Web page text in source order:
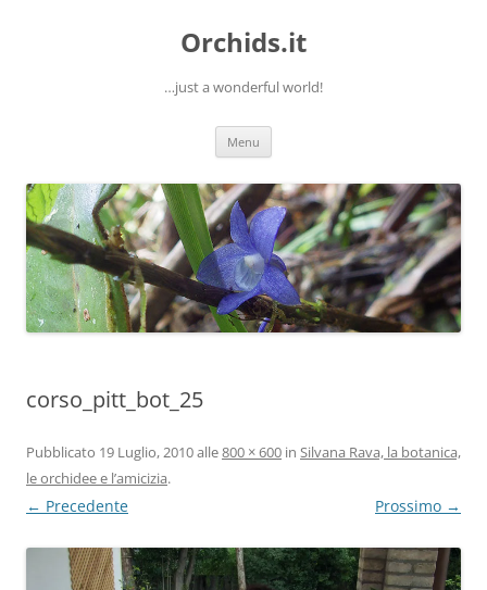
Orchids.it
…just a wonderful world!
Menu
corso_pitt_bot_25
Pubblicato 19 Luglio, 2010alle800 × 600 in Silvana Rava, la botanica,
le orchidee e l’amicizia.
← Precedente Prossimo →